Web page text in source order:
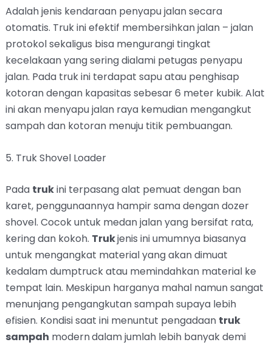
Adalah jenis kendaraan penyapu jalan secara
otomatis. Truk ini efektif membersihkan jalan – jalan
protokol sekaligus bisa mengurangi tingkat
kecelakaan yang sering dialami petugas penyapu
jalan. Pada truk ini terdapat sapu atau penghisap
kotoran dengan kapasitas sebesar 6 meter kubik. Alat
ini akan menyapu jalan raya kemudian mengangkut
sampah dan kotoran menuju titik pembuangan.
5. Truk Shovel Loader
Pada trukini terpasang alat pemuat dengan ban
karet, penggunaannya hampir sama dengan dozer
shovel. Cocok untuk medan jalan yang bersifat rata,
kering dan kokoh. Trukjenis ini umumnya biasanya
untuk mengangkat material yang akan dimuat
kedalam dumptruck atau memindahkan material ke
tempat lain. Meskipun harganya mahal namun sangat
menunjang pengangkutan sampah supaya lebih
efisien. Kondisi saat ini menuntut pengadaan truk
sampah moderndalam jumlah lebih banyak demi